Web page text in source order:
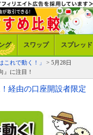
グ スワップ スプレッド
れで動く！」
> 5月28日
』に注目！
経由の口座開設者限定